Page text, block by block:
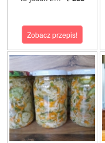
Zobacz przepis!